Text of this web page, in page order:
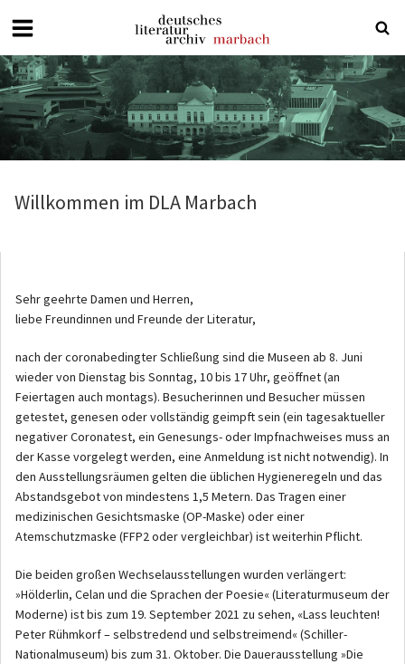
Deutsches
Literaturarchiv
Marbach
Willkommen im DLA Marbach
Sehr geehrte Damen und Herren,
liebe Freundinnen und Freunde der Literatur,
nach der coronabedingter Schließung sind die Museen ab 8. Juni
wieder von Dienstag bis Sonntag, 10 bis 17 Uhr, geöffnet (an
Feiertagen auch montags). Besucherinnen und Besucher müssen
getestet, genesen oder vollständig geimpft sein (ein tagesaktueller
negativer Coronatest, ein Genesungs- oder Impfnachweises muss an
der Kasse vorgelegt werden, eine Anmeldung ist nicht notwendig). In
den Ausstellungsräumen gelten die üblichen Hygieneregeln und das
Abstandsgebot von mindestens 1,5 Metern. Das Tragen einer
medizinischen Gesichtsmaske (OP-Maske) oder einer
Atemschutzmaske (FFP2 oder vergleichbar) ist weiterhin Pflicht.
Die beiden großen Wechselausstellungen wurden verlängert:
»Hölderlin, Celan und die Sprachen der Poesie« (Literaturmuseum der
Moderne) ist bis zum 19. September 2021 zu sehen, «Lass leuchten!
Peter Rühmkorf – selbstredend und selbstreimend« (Schiller-
Nationalmuseum) bis zum 31. Oktober. Die Dauerausstellung »Die